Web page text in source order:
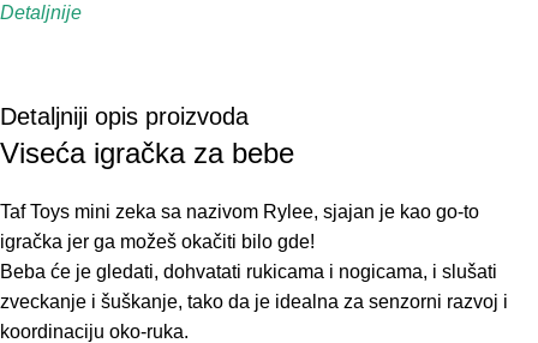
Detaljnije
Detaljniji opis proizvoda
Viseća igračka za bebe
Taf Toys mini zeka sa nazivom Rylee, sjajan je kao go-to
igračka jer ga možeš okačiti bilo gde!
Beba će je gledati, dohvatati rukicama i nogicama, i slušati
zveckanje i šuškanje, tako da je idealna za senzorni razvoj i
koordinaciju oko-ruka.